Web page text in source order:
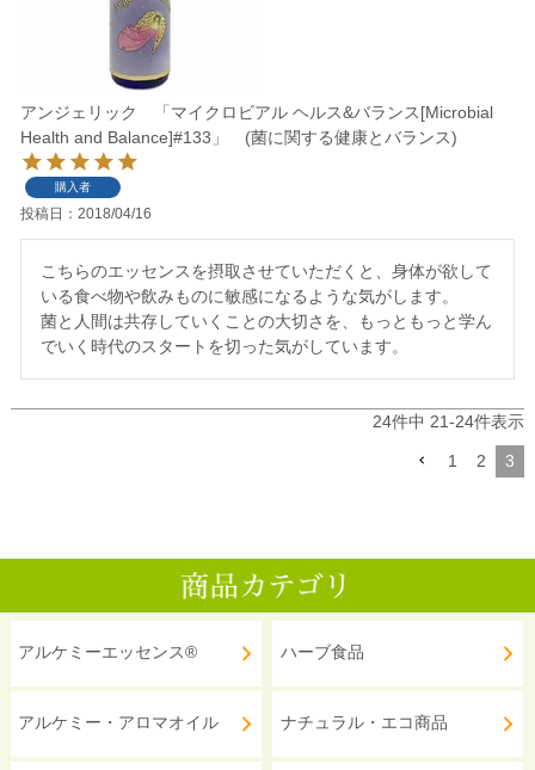
アンジェリック 「マイクロビアル ヘルス&バランス[Microbial
Health and Balance]#133」 (菌に関する健康とバランス)
購入者
投稿日 2018/04/16
こちらのエッセンスを摂取させていただくと、身体が欲して
いる食べ物や飲みものに敏感になるような気がします。
菌と人間は共存していくことの大切さを、もっともっと学ん
でいく時代のスタートを切った気がしています。
24件中 21-24件表示
1 2 3
アルケミーエッセンス®
アルケミー・アロマオイル
ハーブ食品
ナチュラル・エコ商品